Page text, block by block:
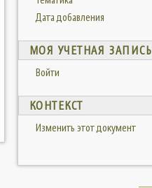
Дата добавления
МОЯ УЧЕТНАЯ ЗАПИСЬ
Войти
КОНТЕКСТ
Изменить этот документ